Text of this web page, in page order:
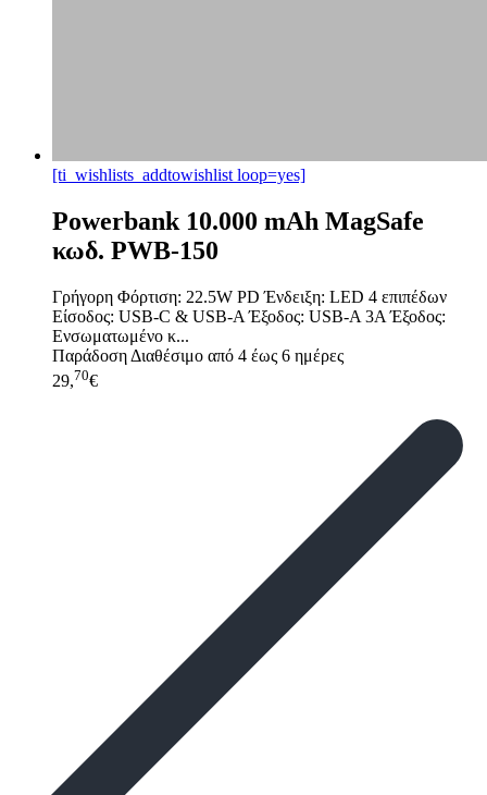
[ti_wishlists_addtowishlist loop=yes]
Powerbank 10.000 mAh MagSafe
κωδ. PWB-150
Γρήγορη Φόρτιση: 22.5W PD Ένδειξη: LED 4 επιπέδων
Είσοδος: USB-C & USB-A Έξοδος: USB-A 3A Έξοδος:
Ενσωματωμένο κ...
Παράδοση Διαθέσιμο από 4 έως 6 ημέρες
29,70€